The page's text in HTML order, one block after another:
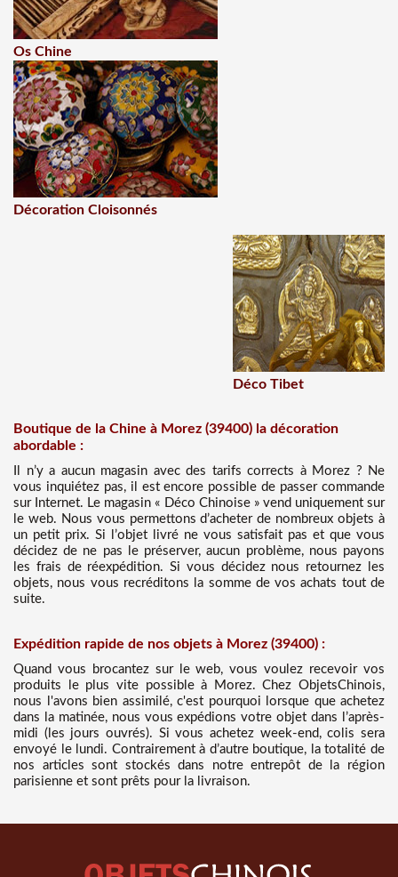
Os Chine
Décoration Cloisonnés
Déco Tibet
Boutique de la Chine à Morez (39400) la décoration
abordable :
Il n’y a aucun magasin avec des tarifs corrects à Morez ? Ne
vous inquiétez pas, il est encore possible de passer commande
sur Internet. Le magasin « Déco Chinoise » vend uniquement sur
le web. Nous vous permettons d’acheter de nombreux objets à
un petit prix. Si l’objet livré ne vous satisfait pas et que vous
décidez de ne pas le préserver, aucun problème, nous payons
les frais de réexpédition. Si vous décidez nous retournez les
objets, nous vous recréditons la somme de vos achats tout de
suite.
Expédition rapide de nos objets à Morez (39400) :
Quand vous brocantez sur le web, vous voulez recevoir vos
produits le plus vite possible à Morez. Chez ObjetsChinois,
nous l'avons bien assimilé, c'est pourquoi lorsque que achetez
dans la matinée, nous vous expédions votre objet dans l’après-
midi (les jours ouvrés). Si vous achetez week-end, colis sera
envoyé le lundi. Contrairement à d’autre boutique, la totalité de
nos articles sont stockés dans notre entrepôt de la région
parisienne et sont prêts pour la livraison.